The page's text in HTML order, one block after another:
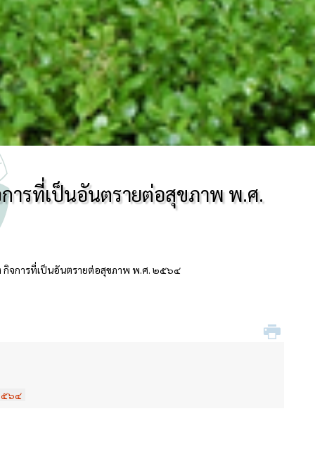
ารที่เป็นอันตรายต่อสุขภาพ พ.ศ.
กิจการที่เป็นอันตรายต่อสุขภาพ พ.ศ. ๒๕๖๔
๕๖๔